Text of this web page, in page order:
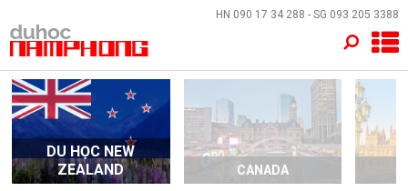
HN 090 17 34 288 - SG 093 205 3388
DU HỌC NEW
ZEALAND
CANADA
×
TRANG CHỦ
QUỐC GIA